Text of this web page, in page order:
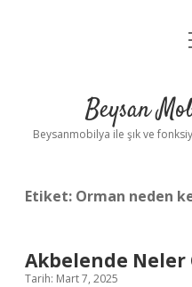
Beysan
Beysanmobilya ile şık ve
Etiket: Orman neden
Akbelende Neler
Tarih: Mart 7, 2025